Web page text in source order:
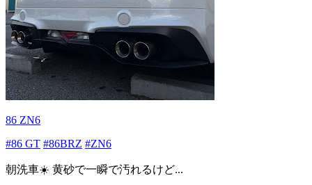
86 ZN6
#86 GT #86BRZ #ZN6
朝洗車☀️ 黄砂で一瞬で汚れるけど...